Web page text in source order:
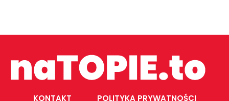
KONTAKT POLITYKA PRYWATNOŚCI